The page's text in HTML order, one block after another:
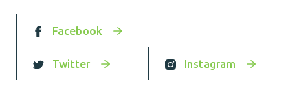
Facebook
Twitter Instagram